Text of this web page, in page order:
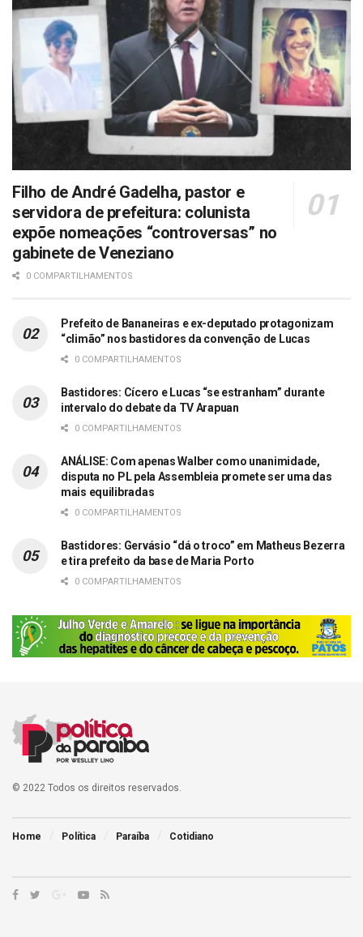
Filho de André Gadelha, pastor e
servidora de prefeitura: colunista
expõe nomeações “controversas” no
gabinete de Veneziano
0 COMPARTILHAMENTOS
Prefeito de Bananeiras e ex-deputado protagonizam
“climão” nos bastidores da convenção de Lucas
0 COMPARTILHAMENTOS
Bastidores: Cícero e Lucas “se estranham” durante
intervalo do debate da TV Arapuan
0 COMPARTILHAMENTOS
ANÁLISE: Com apenas Walber como unanimidade,
disputa no PL pela Assembleia promete ser uma das
mais equilibradas
0 COMPARTILHAMENTOS
Bastidores: Gervásio “dá o troco” em Matheus Bezerra
e tira prefeito da base de Maria Porto
0 COMPARTILHAMENTOS
© 2022 Todos os direitos reservados.
Home Política Paraíba Cotidiano